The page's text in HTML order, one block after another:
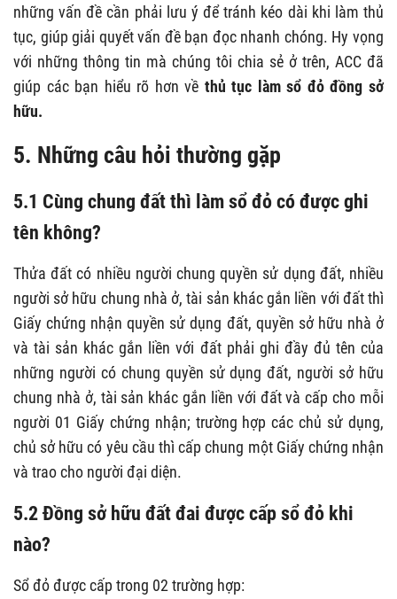
những vấn đề cần phải lưu ý để tránh kéo dài khi làm thủ
tục, giúp giải quyết vấn đề bạn đọc nhanh chóng. Hy vọng
với những thông tin mà chúng tôi chia sẻ ở trên, ACC đã
giúp các bạn hiểu rõ hơn về thủ tục làm sổ đỏ đồng sở
hữu.
5. Những câu hỏi thường gặp
5.1 Cùng chung đất thì làm sổ đỏ có được ghi
tên không?
Thửa đất có nhiều người chung quyền sử dụng đất, nhiều
người sở hữu chung nhà ở, tài sản khác gắn liền với đất thì
Giấy chứng nhận quyền sử dụng đất, quyền sở hữu nhà ở
và tài sản khác gắn liền với đất phải ghi đầy đủ tên của
những người có chung quyền sử dụng đất, người sở hữu
chung nhà ở, tài sản khác gắn liền với đất và cấp cho mỗi
người 01 Giấy chứng nhận; trường hợp các chủ sử dụng,
chủ sở hữu có yêu cầu thì cấp chung một Giấy chứng nhận
và trao cho người đại diện.
5.2 Đồng sở hữu đất đai được cấp sổ đỏ khi
nào?
Sổ đỏ được cấp trong 02 trường hợp: